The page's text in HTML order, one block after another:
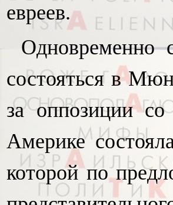
евреев.
Одновременно
состояться в
за оппозиции
Америке
которой по